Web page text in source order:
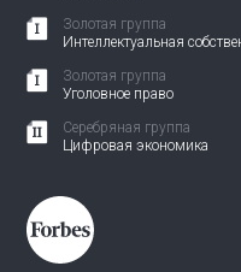
Золотая группа
Интеллектуальная
Золотая группа
Уголовное право
Серебряная группа
Цифровая экономика